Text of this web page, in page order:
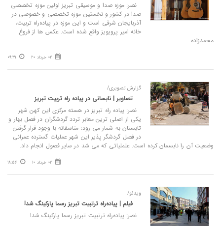
نصر: موزه صدا و موسیقی تبریز اولین موزه تخصصی
صدا در کشور و نخستین موزه تخصصی و خصوصی در
آذربایجان شرقی است و این موزه در پیاده‌راه تربیت،
خانه امیر پرویویز واقع شده است. عکس ها از فروغ
محمدزاده
02 خرداد 20 09:31
گزارش تصویری/
تصاویر | نابسانی در پیاده راه تربیت تبریز
نصر: پیاده راه تبریز در هسته مرکزی این کهن شهر
یکی از اصلی ترین معابر تردد گردشگران در فصل بهار و
تابستان به شمار می رود؛ متاسفانه با وجود قرار گرفتن
در فصل گردشگر پذیر این شهر عملیات گسترده عمرانی
وضعیت آن را نابسمان کرده است. علملیاتی که می شد در سایر فصول انجام داد.
02 خرداد 10 18:56
ویدئو/
فیلم | پیاده‌راه ترتبیت تبریز رسما پارکینگ شد!
نصر: پیاده‌راه ترتبیت تبریز رسما پارکینگ شد!